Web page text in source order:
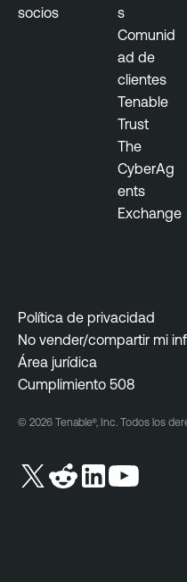
socios
s
Comunid
ad de
clientes
Tenable
Trust
The
CyberAg
ents
Exchange
Política de privacidad
No vender/compartir mi
Área jurídica
Cumplimiento 508
© 2026 Tenable®, Inc. Todos los